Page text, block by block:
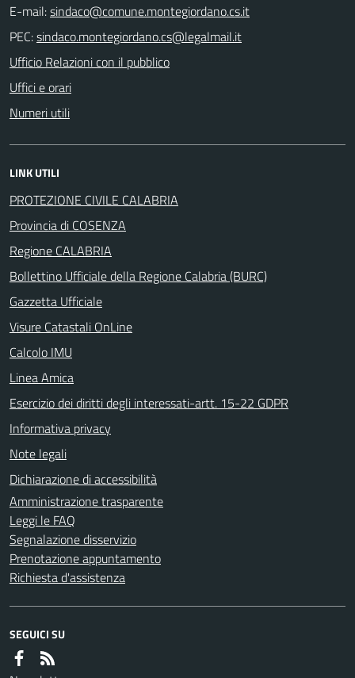
E-mail:
PEC:
Ufficio Relazioni con il pubblico
Uffici e orari
Numeri utili
LINK UTILI
PROTEZIONE CIVILE CALABRIA
Provincia di COSENZA
Regione CALABRIA
Bollettino Ufficiale della Regione Calabria (BURC)
Gazzetta Ufficiale
Visure Catastali OnLine
Calcolo IMU
Linea Amica
Esercizio dei diritti degli interessati-artt. 15-22 GDPR
Informativa privacy
Note legali
Dichiarazione di accessibilità
Amministrazione trasparente
Leggi le FAQ
Segnalazione disservizio
Prenotazione appuntamento
Richiesta d'assistenza
SEGUICI SU